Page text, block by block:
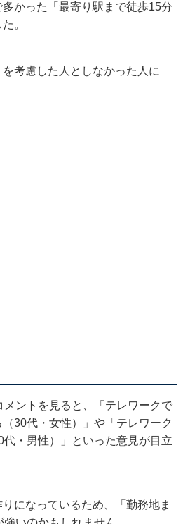
かった「最寄り駅まで徒歩15分
。
考慮した人としなかった人に
ントを見ると、「テレワークで
30代・女性）」や「テレワーク
・男性）」といった意見が目立
になっているため、「勤務地ま